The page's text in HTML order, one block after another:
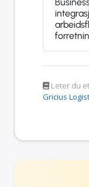
Leter du
Gricius